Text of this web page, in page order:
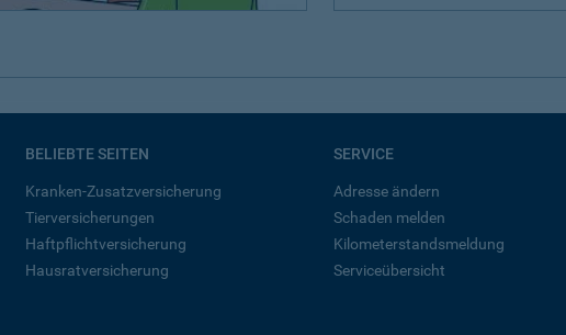
BELIEBTE SEITEN
Kranken-Zusatzversicherung
Tierversicherungen
Haftpflichtversicherung
Hausratversicherung
SERVICE
Adresse ändern
Schaden melden
Kilometerstandsmeldung
Serviceübersicht